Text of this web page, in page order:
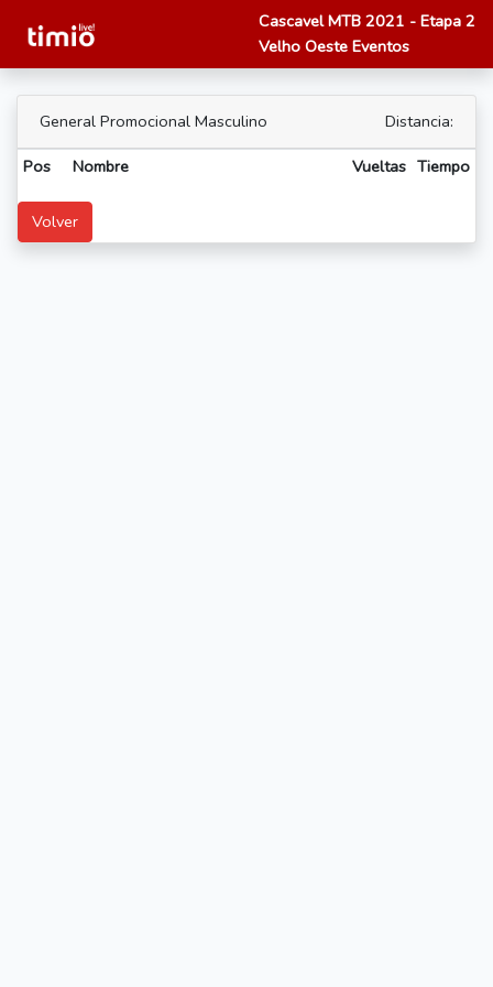
Cascavel MTB 2021 - Etapa 2
Velho Oeste Eventos
General Promocional Masculino Distancia:
Pos Nombre Vueltas Tiempo
Volver